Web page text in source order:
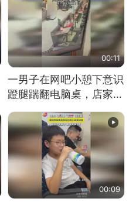
00:11
一男子在网吧小憩下意识
蹬腿踹翻电脑桌，店家3
00:09